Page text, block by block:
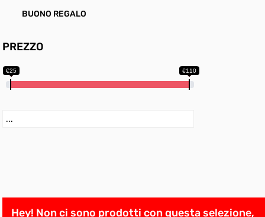
BUONO REGALO
PREZZO
€25 €110
Hey! Non ci sono prodotti con questa selezione,